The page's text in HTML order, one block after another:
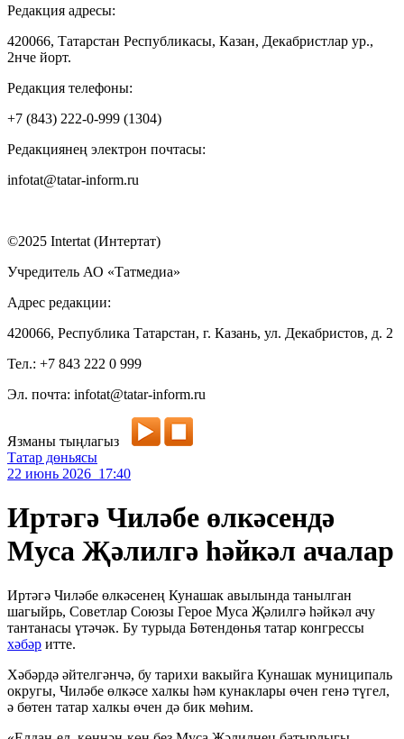
Редакция адресы:
420066, Татарстан Республикасы, Казан, Декабристлар ур.,
2нче йорт.
Редакция телефоны:
+7 (843) 222-0-999 (1304)
Редакциянең электрон почтасы:
infotat@tatar-inform.ru
©2025 Intertat (Интертат)
Учредитель АО «Татмедиа»
Адрес редакции:
420066, Республика Татарстан, г. Казань, ул. Декабристов, д. 2
Тел.: +7 843 222 0 999
Эл. почта: infotat@tatar-inform.ru
Язманы тыңлагыз
Татар дөньясы
22 июнь 2026 17:40
Иртәгә Чиләбе өлкәсендә
Муса Җәлилгә һәйкәл ачалар
Иртәгә Чиләбе өлкәсенең Кунашак авылында танылган
шагыйрь, Советлар Союзы Герое Муса Җәлилгә һәйкәл ачу
тантанасы үтәчәк. Бу турыда Бөтендөнья татар конгрессы
хәбәр итте.
Хәбәрдә әйтелгәнчә, бу тарихи вакыйга Кунашак муниципаль
округы, Чиләбе өлкәсе халкы һәм кунаклары өчен генә түгел,
ә бөтен татар халкы өчен дә бик мөһим.